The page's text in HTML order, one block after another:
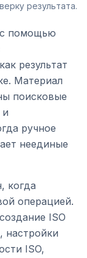
результата.
с помощью
результат
Материал
поисковые
и
ручное
неединые
когда
операцией.
ISO
настройки
ISO,